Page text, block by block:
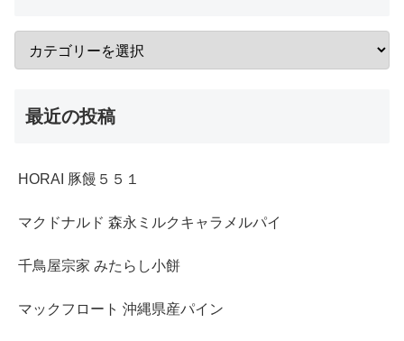
最近の投稿
HORAI 豚饅５５１
マクドナルド 森永ミルクキャラメルパイ
千鳥屋宗家 みたらし小餅
マックフロート 沖縄県産パイン